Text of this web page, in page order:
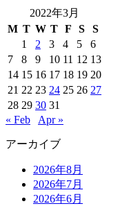
2022年3月
M T W T F S
S
1
2 3 4 5
6
7
8 9 10 11 12 13
14 15 16 17 18 19 20
21 22 23 24 25 26 27
28 29 30 31
« Feb
Apr »
アーカイブ
2026年8月
2026年7月
2026年6月